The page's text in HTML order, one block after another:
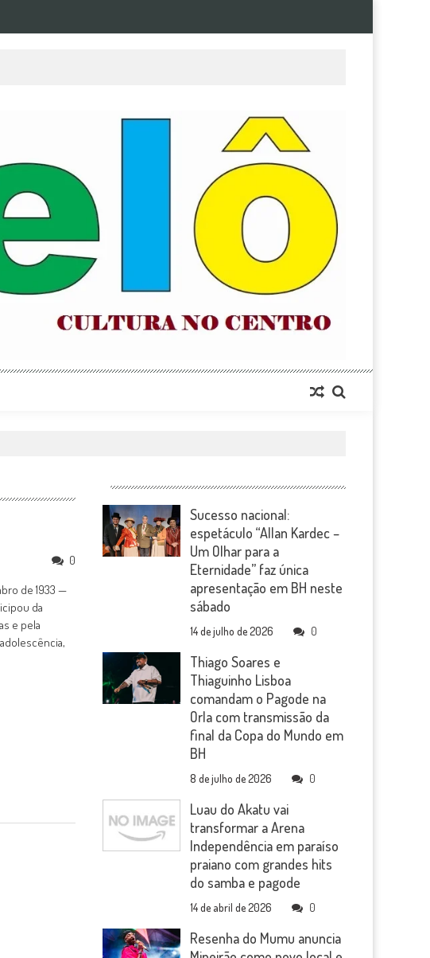
Araujo
0
de 1933 —
da
e pela
Sucesso nacional:
espetáculo “Allan Kardec –
Um Olhar para a
Eternidade” faz única
apresentação em BH neste
sábado
14 de julho de 2026 0
Thiago Soares e
Thiaguinho Lisboa
comandam o Pagode na
Orla com transmissão da
final da Copa do Mundo em
BH
8 de julho de 2026 0
Luau do Akatu vai
transformar a Arena
Independência em paraíso
praiano com grandes hits
do samba e pagode
14 de abril de 2026 0
Resenha do Mumu anuncia